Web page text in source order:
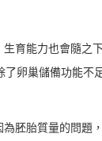
育能力也會隨之
卵巢儲備功能不
胚胎質量的問題